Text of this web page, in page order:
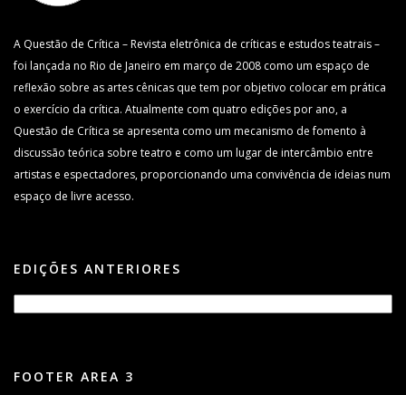
A Questão de Crítica – Revista eletrônica de críticas e estudos teatrais –
foi lançada no Rio de Janeiro em março de 2008 como um espaço de
reflexão sobre as artes cênicas que tem por objetivo colocar em prática
o exercício da crítica. Atualmente com quatro edições por ano, a
Questão de Crítica se apresenta como um mecanismo de fomento à
discussão teórica sobre teatro e como um lugar de intercâmbio entre
artistas e espectadores, proporcionando uma convivência de ideias num
espaço de livre acesso.
EDIÇÕES ANTERIORES
FOOTER AREA 3